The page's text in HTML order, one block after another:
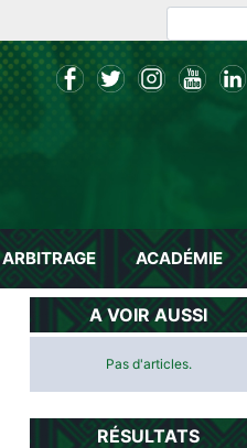
ARBITRAGE ACADÉMIE
A VOIR AUSSI
Pas d'articles.
RÉSULTATS